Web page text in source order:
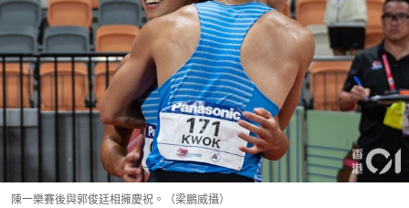
陳一樂賽後與郭俊廷相擁慶祝。（梁鵬威攝）